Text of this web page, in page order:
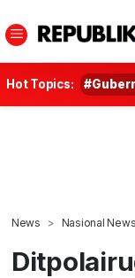
Hot Topics:
News Nasional News